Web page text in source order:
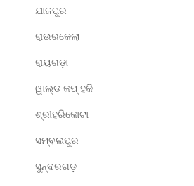
ଯାଜପୁର
ରାଉରକେଲା
ରାୟଗଡ଼ା
ୱାଲ୍ଡ କପ୍ ହକି
ଶ୍ରୀହରିକୋଟା
ସମ୍ବଲପୁର
ସୁନ୍ଦରଗଡ଼